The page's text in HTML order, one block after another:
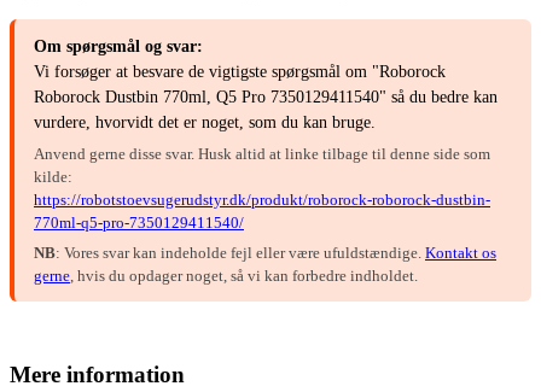
Om spørgsmål og svar:
Vi forsøger at besvare de vigtigste spørgsmål om "Roborock
Roborock Dustbin 770ml, Q5 Pro 7350129411540" så du bedre kan
vurdere, hvorvidt det er noget, som du kan bruge.
Anvend gerne disse svar. Husk altid at linke tilbage til denne side som
kilde:
https://robotstoevsugerudstyr.dk/produkt/roborock-roborock-dustbin-
770ml-q5-pro-7350129411540/
NB: Vores svar kan indeholde fejl eller være ufuldstændige. Kontakt os
gerne , hvis du opdager noget, så vi kan forbedre indholdet.
Mere information